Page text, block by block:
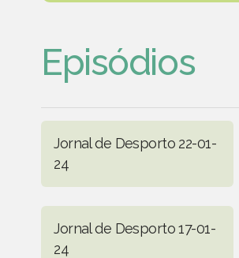
Episódios
Jornal de Desporto 22-01-
24
Jornal de Desporto 17-01-
24